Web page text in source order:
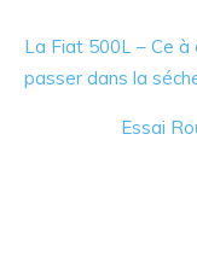
La Fiat 500L – Ce
passer dans la
Essai